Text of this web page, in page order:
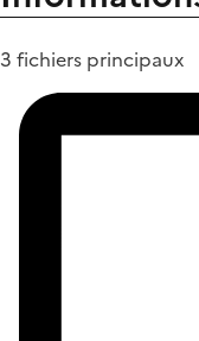
3 fichiers principaux